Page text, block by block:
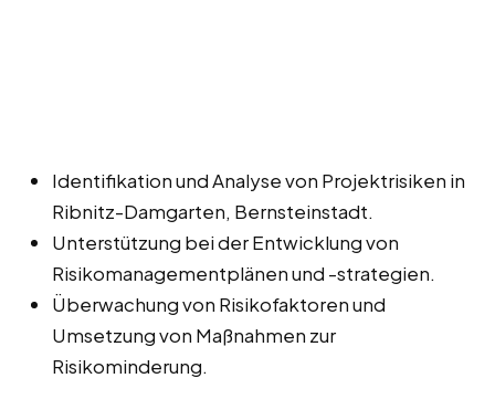
Identifikation und Analyse von Projektrisiken in
Ribnitz-Damgarten, Bernsteinstadt.
Unterstützung bei der Entwicklung von
Risikomanagementplänen und -strategien.
Überwachung von Risikofaktoren und
Umsetzung von Maßnahmen zur
Risikominderung.